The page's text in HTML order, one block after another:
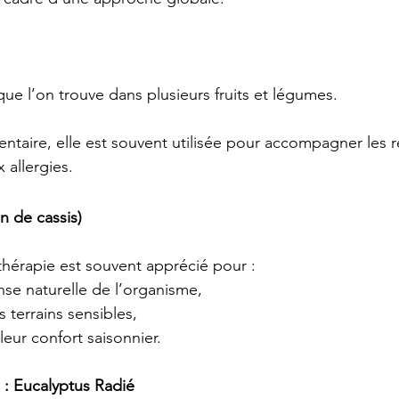
l’on trouve dans plusieurs fruits et légumes.
elle est souvent utilisée pour accompagner les
allergies.
de cassis)
est souvent apprécié pour :
naturelle de l’organisme,
terrains sensibles,
confort saisonnier.
Eucalyptus Radié